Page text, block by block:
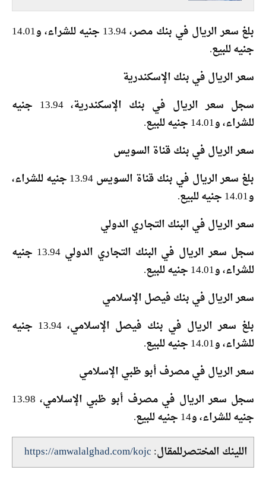
بلغ سعر الريال في بنك مصر، 13.94 جنيه للشراء، و14.01
جنيه للبيع.
سعر الريال في بنك الإسكندرية
سجل سعر الريال في بنك الإسكندرية، 13.94 جنيه
للشراء، و14.01 جنيه للبيع.
سعر الريال في بنك قناة السويس
بلغ سعر الريال في بنك قناة السويس 13.94 جنيه للشراء،
و14.01 جنيه للبيع.
سعر الريال في البنك التجاري الدولي
سجل سعر الريال في البنك التجاري الدولي 13.94 جنيه
للشراء، و14.01 جنيه للبيع.
سعر الريال في بنك فيصل الإسلامي
بلغ سعر الريال في بنك فيصل الإسلامي، 13.94 جنيه
للشراء، و14.01 جنيه للبيع.
سعر الريال في مصرف أبو ظبي الإسلامي
سجل سعر الريال في مصرف أبو ظبي الإسلامي، 13.98
جنيه للشراء، و14 جنيه للبيع.
اللينك المختصرللمقال:https://amwalalghad.com/kojc